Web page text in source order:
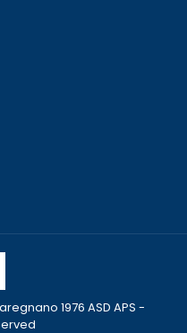
1976 ASD APS -